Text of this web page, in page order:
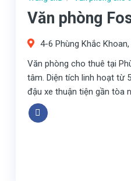
Văn phòng
4-6 Phùng Khắc
Văn phòng cho thuê tại
tâm. Diện tích linh hoạt từ
đậu xe thuận tiện gần tòa